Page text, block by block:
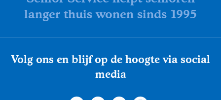
langer thuis wonen sinds 1995
Volg ons en blijf op de hoogte via social
media